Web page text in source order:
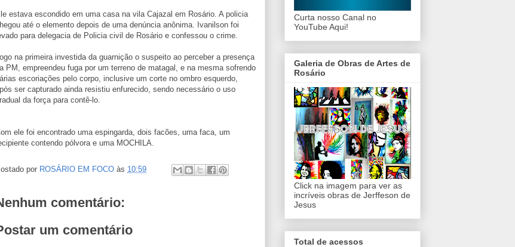
estava escondido em uma casa na vila Cajazal em Rosário. A policia
até o elemento depois de uma denúncia anônima. Ivanilson foi
para delegacia de Policia civil de Rosário e confessou o crime.
na primeira investida da guarnição o suspeito ao perceber a presença
PM, empreendeu fuga por um terreno de matagal, e na mesma sofrendo
escoriações pelo corpo, inclusive um corte no ombro esquerdo,
ser capturado ainda resistiu enfurecido, sendo necessário o uso
da força para contê-lo.
ele foi encontrado uma espingarda, dois facões, uma faca, um
contendo pólvora e uma MOCHILA.
por ROSÁRIO EM FOCO às 10:59
comentário:
um comentário
Curta nosso Canal no
YouTube Aqui!
Galeria de Obras de Artes de
Rosário
Click na imagem para ver as
incríveis obras de Jerffeson de
Jesus
Total de acessos